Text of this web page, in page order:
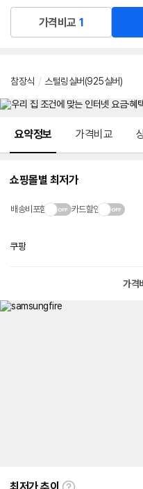
가격비교 1
참장식 / 스털링실버(925실버)
요약정보 가격비교
쇼핑몰별 최저가
배송비포함 카드할인
쿠팡
가격